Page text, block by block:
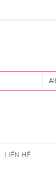
LIÊN HỆ